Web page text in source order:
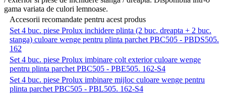
gama variata de culori lemnoase.
Accesorii recomandate pentru acest produs
Set 4 buc. piese Prolux inchidere plinta (2 buc. dreapta + 2 buc.
stanga) culoare wenge pentru plinta parchet PBC505 - PBDS505.
162
Set 4 buc. piese Prolux imbinare colt exterior culoare wenge
pentru plinta parchet PBC505 - PBE505. 162-S4
Set 4 buc. piese Prolux imbinare mijloc culoare wenge pentru
plinta parchet PBC505 - PBL505. 162-S4